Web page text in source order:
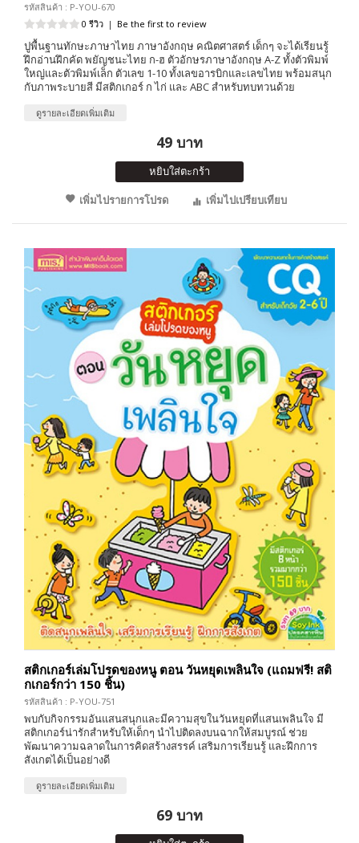
รหัสสินค้า : P-YOU-670
0 รีวิว | Be the first to review
ปูพื้นฐานทักษะภาษาไทย ภาษาอังกฤษ คณิตศาสตร์ เด็กๆ จะได้เรียนรู้
ฝึกอ่านฝึกคัด พยัญชนะไทย ก-ฮ ตัวอักษรภาษาอังกฤษ A-Z ทั้งตัวพิมพ์
ใหญ่และตัวพิมพ์เล็ก ตัวเลข 1-10 ทั้งเลขอารบิกและเลขไทย พร้อมสนุก
กับภาพระบายสี มีสติกเกอร์ ก ไก่ และ ABC สำหรับทบทวนด้วย
ดูรายละเอียดเพิ่มเติม
49 บาท
หยิบใส่ตะกร้า
เพิ่มไปรายการโปรด
เพิ่มไปเปรียบเทียบ
สติกเกอร์เล่มโปรดของหนู ตอน วันหยุดเพลินใจ (แถมฟรี! สติ
กเกอร์กว่า 150 ชิ้น)
รหัสสินค้า : P-YOU-751
พบกับกิจกรรมอันแสนสนุกและมีความสุขในวันหยุดที่แสนเพลินใจ มี
สติกเกอร์น่ารักสำหรับให้เด็กๆ นำไปติดลงบนฉากให้สมบูรณ์ ช่วย
พัฒนาความฉลาดในการคิดสร้างสรรค์ เสริมการเรียนรู้ และฝึกการ
สังเกตได้เป็นอย่างดี
ดูรายละเอียดเพิ่มเติม
69 บาท